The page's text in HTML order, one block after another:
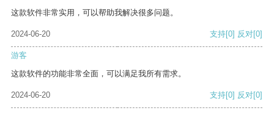
这款软件非常实用，可以帮助我解决很多问题。
2024-06-20 支持[0] 反对[0]
游客
这款软件的功能非常全面，可以满足我所有需求。
2024-06-20 支持[0] 反对[0]